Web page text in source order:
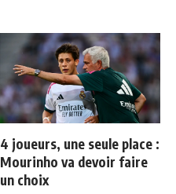
4 joueurs, une seule place :
Mourinho va devoir faire
un choix